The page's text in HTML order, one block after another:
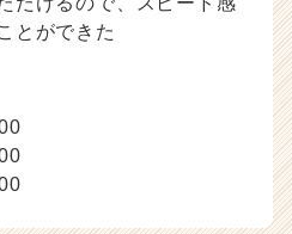
とができた